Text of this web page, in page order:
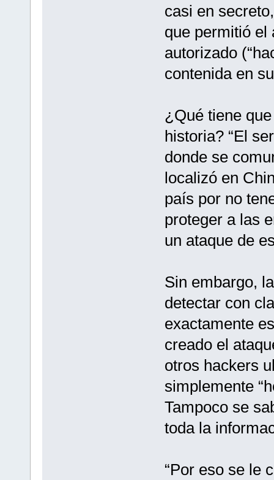
casi en
que permitió el
autorizado
contenida en
¿Qué tiene
historia? “El
donde se
localizó en
país por no
proteger a las
un ataque de
Sin embargo,
detectar con
exactamente
creado el
otros hackers
simplemente
Tampoco se
toda la
“Por eso se le